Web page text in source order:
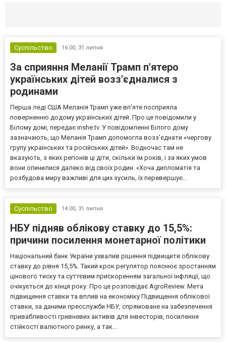
Суспільство 16:00, 31 липня
За сприяння Меланії Трамп п'ятеро
українських дітей возз'єдналися з
родинами
Перша леді США Меланія Трамп уже впʼяте посприяла
поверненню додому українських дітей. Про це повідомили у
Білому домі, передає inshe.tv. У повідомленні Білого дому
зазначають, що Меланія Трамп допомогла возз’єднати «чергову
групу українських та російських дітей». Водночас там не
вказують, з яких регіонів ці діти, скільки їм років, і за яких умов
вони опинилися далеко від своїх родин. «Хоча дипломатія та
розбудова миру важливі для цих зусиль, їх перевершує...
Суспільство 14:00, 31 липня
НБУ підняв облікову ставку до 15,5%:
причини посилення монетарної політики
Національний банк України ухвалив рішення підвищити облікову
ставку до рівня 15,5%. Такий крок регулятор пояснює зростанням
цінового тиску та суттєвим прискоренням загальної інфляції, що
очікується до кінця року. Про це розповідає AgroReview. Мета
підвищення ставки та вплив на економіку Підвищення облікової
ставки, за даними пресслужби НБУ, спрямоване на забезпечення
привабливості гривневих активів для інвесторів, посилення
стійкості валютного ринку, а так...